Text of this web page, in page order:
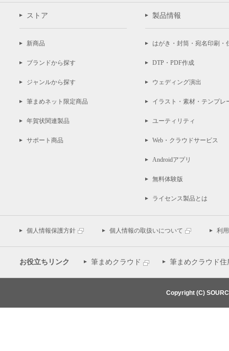
ストア
新商品
ブランドから探す
ジャンルから探す
筆まめネット限定商品
年賀状関連製品
サポート商品
製品情報
はがき・封筒・宛名印刷・
DTP・PDF作成
ウェディング演出
イラスト・素材・テンプレ
ユーティリティ
Web・クラウドサービス
Androidアプリ
無料体験版
ライセンス製品とは
個人情報保護方針 個人情報の取扱いについて 利
お役立ちリンク 筆まめクラウド 筆まめクラウド住
Copyright (C)